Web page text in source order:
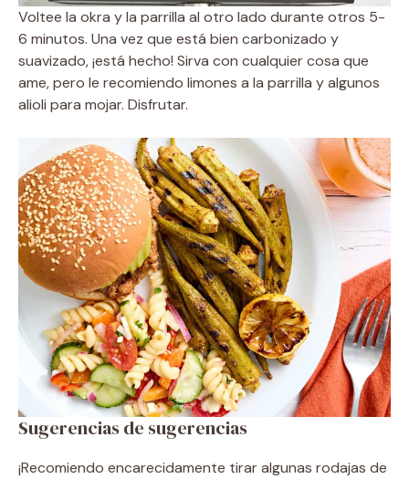
Voltee la okra y la parrilla al otro lado durante otros 5-
6 minutos. Una vez que está bien carbonizado y
suavizado, ¡está hecho! Sirva con cualquier cosa que
ame, pero le recomiendo limones a la parrilla y algunos
alioli para mojar. Disfrutar.
Sugerencias de sugerencias
¡Recomiendo encarecidamente tirar algunas rodajas de